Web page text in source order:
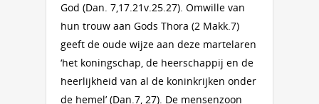
God (Dan. 7,17.21v.25.27). Omwille van
hun trouw aan Gods Thora (2 Makk.7)
geeft de oude wijze aan deze martelaren
‘het koningschap, de heerschappij en de
heerlijkheid van al de koninkrijken onder
de hemel’ (Dan.7, 27). De mensenzoon